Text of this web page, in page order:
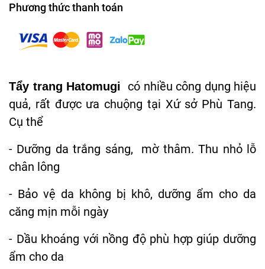
Phương thức thanh toán
Tẩy trang Hatomugi
có nhiều công dụng hiệu
quả, rất được ưa chuộng tại Xứ sở Phù Tang.
Cụ thể
- Dưỡng da trắng sáng, mờ thâm. Thu nhỏ lỗ
chân lông
- Bảo vệ da không bị khô, dưỡng ẩm cho da
căng mịn mỗi ngày
- Dầu khoáng với nồng độ phù hợp giúp dưỡng
ẩm cho da